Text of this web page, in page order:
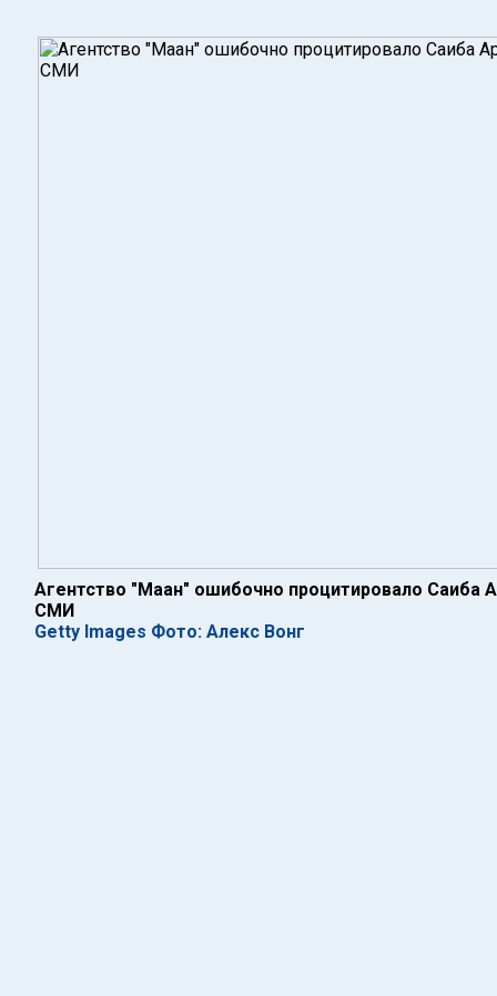
Агентство "Маан" ошибочно процитировало Саиба
СМИ
Getty Images Фото: Алекс Вонг